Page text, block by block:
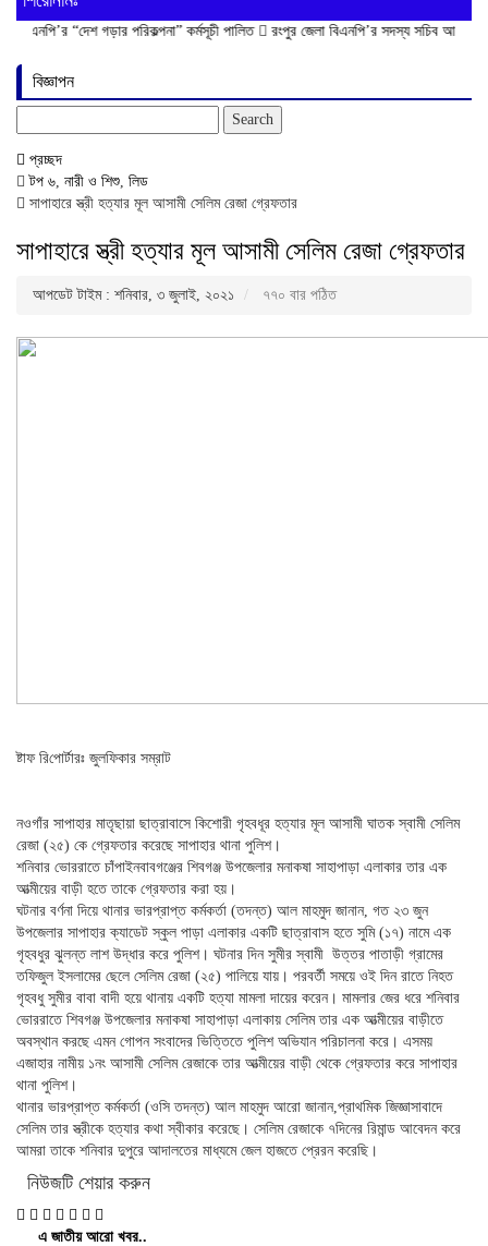
“দেশ গড়ার পরিকল্পনা” কর্মসূচী পালিত রংপুর জেলা বিএনপি’র সদস্য সচিব আনিসুর রহমান লাকু
বিজ্ঞাপন
for:
প্রচ্ছদ
টপ ৬, নারী ও শিশু, লিড
সাপাহারে স্ত্রী হত্যার মূল আসামী সেলিম রেজা গ্রেফতার
সাপাহারে স্ত্রী হত্যার মূল আসামী সেলিম রেজা গ্রেফতার
আপডেট টাইম : শনিবার, ৩ জুলাই, ২০২১ ৭৭০ বার পঠিত
ষ্টাফ রি‌পোর্টারঃ জুল‌ফিকার সম্রাট
নওগাঁর সাপাহার মাতৃছায়া ছাত্রাবাসে কিশোরী গৃহবধূর হত্যার মূল আসামী ঘাতক স্বামী সেলিম
রেজা (২৫) কে গ্রেফতার করেছে সাপাহার থানা পুলিশ।
শনিবার ভোররাতে চাঁপাইনবাবগঞ্জের শিবগঞ্জ উপজেলার মনাকষা সাহাপাড়া এলাকার তার এক
আত্মীয়ের বাড়ী হতে তাকে গ্রেফতার করা হয়।
ঘটনার বর্ণনা দিয়ে থানার ভারপ্রাপ্ত কর্মকর্তা (তদন্ত) আল মাহমুদ জানান, গত ২৩ জুন
উপজেলার সাপাহার ক্যাডেট স্কুল পাড়া এলাকার একটি ছাত্রাবাস হতে সুমি (১৭) নামে এক
গৃহবধুর ঝুলন্ত লাশ উদ্ধার করে পুলিশ। ঘটনার দিন সুমীর স্বামী উত্তর পাতাড়ী গ্রামের
তফিজুল ইসলামের ছেলে সেলিম রেজা (২৫) পালিয়ে যায়। পরবর্তী সময়ে ওই দিন রাতে নিহত
গৃহবধু সুমীর বাবা বাদী হয়ে থানায় একটি হত্যা মামলা দায়ের করেন। মামলার জের ধরে শনিবার
ভোররাতে শিবগঞ্জ উপজেলার মনাকষা সাহাপাড়া এলাকায় সেলিম তার এক আত্মীয়ের বাড়ীতে
অবস্থান করছে এমন গোপন সংবাদের ভিত্তিতে পুলিশ অভিযান পরিচালনা করে। এসময়
এজাহার নামীয় ১নং আসামী সেলিম রেজাকে তার আত্মীয়ের বাড়ী থেকে গ্রেফতার করে সাপাহার
থানা পুলিশ।
থানার ভারপ্রাপ্ত কর্মকর্তা (ওসি তদন্ত) আল মাহমুদ আরো জানান,প্রাথমিক জিজ্ঞাসাবাদে
সেলিম তার স্ত্রীকে হত্যার কথা স্বীকার করেছে। সেলিম রেজাকে ৭দিনের রিমান্ড আবেদন করে
আমরা তাকে শনিবার দুপুরে আদালতের মাধ্যমে জেল হাজতে প্রেরন করেছি।
নিউজটি শেয়ার করুন
এ জাতীয় আরো খবর..